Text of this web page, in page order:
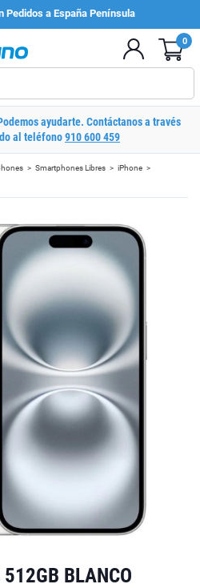
Pedidos a España Península
0
ayudarte. Contáctanos a través
al teléfono910 600 459
Smartphones Libres
iPhone
BLANCO